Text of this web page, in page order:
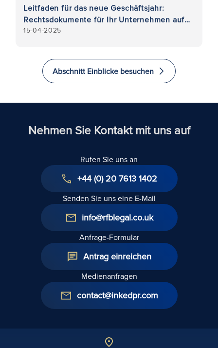
Leitfaden für das neue Geschäftsjahr:
Rechtsdokumente für Ihr Unternehmen auf
dem neuesten Stand
15-04-2025
Abschnitt Einblicke besuchen
Nehmen Sie Kontakt mit uns auf
Rufen Sie uns an
+44 (0) 20 7613 1402
Senden Sie uns eine E-Mail
info@rfblegal.co.uk
Anfrage-Formular
Antrag einreichen
Medienanfragen
contact@inkedpr.com